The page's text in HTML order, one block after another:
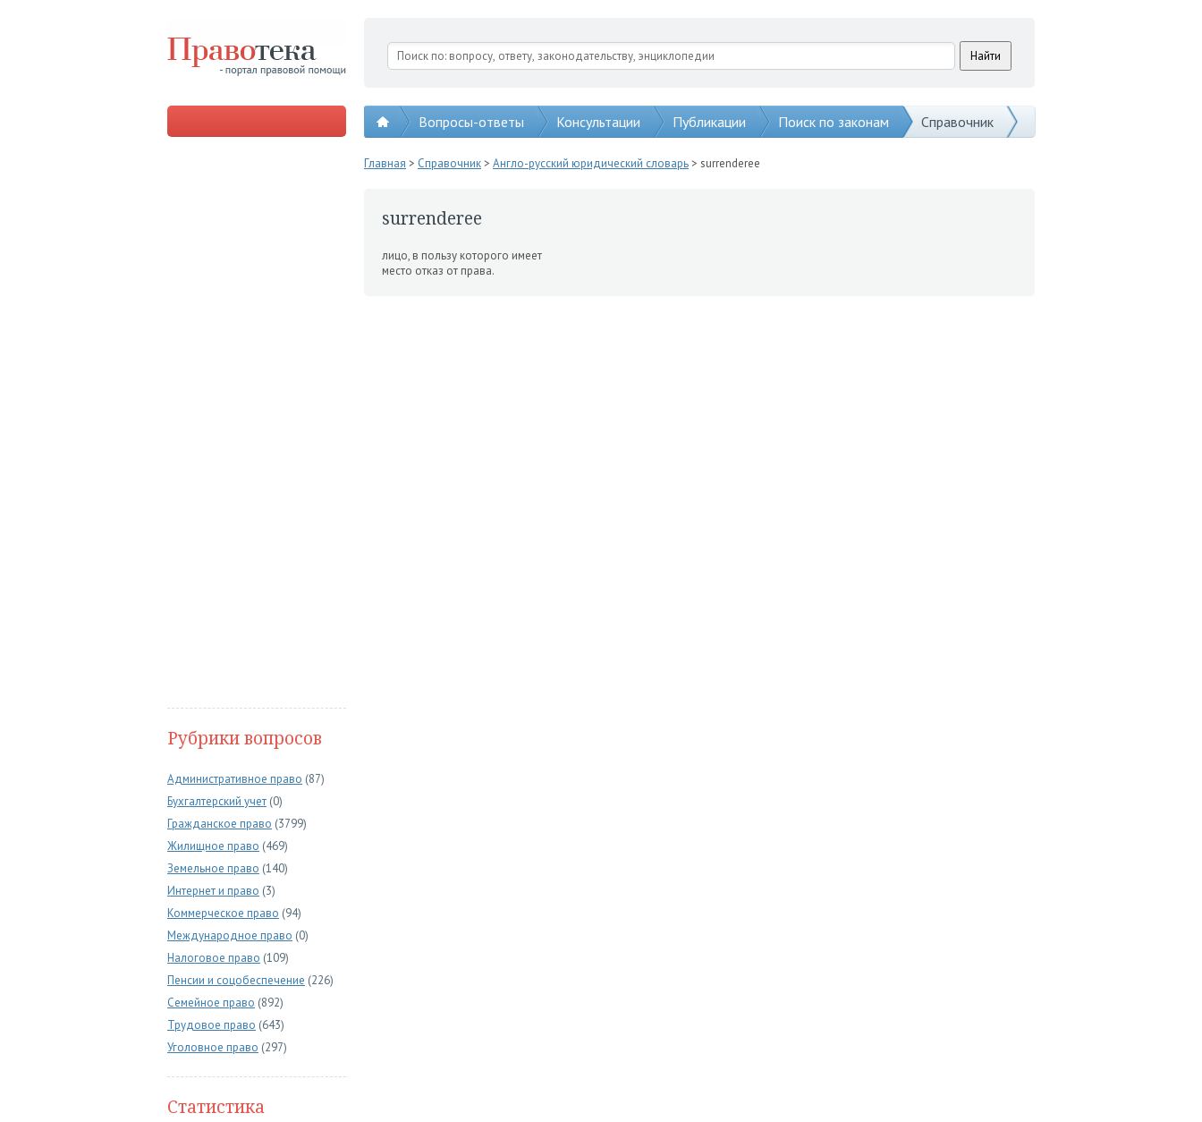
Вопросы-ответы Консультации Публикации Поиск по законам Справочник
Рубрики вопросов
Административное право (87)
Бухгалтерский учет (0)
Гражданское право (3799)
Жилищное право (469)
Земельное право (140)
Интернет и право (3)
Коммерческое право (94)
Международное право (0)
Налоговое право (109)
Пенсии и соцобеспечение (226)
Семейное право (892)
Трудовое право (643)
Уголовное право (297)
Статистика
Главная > Справочник> Англо-русский юридический словарь> surrenderee
surrenderee
лицо, в пользу которого имеет
место отказ от права.